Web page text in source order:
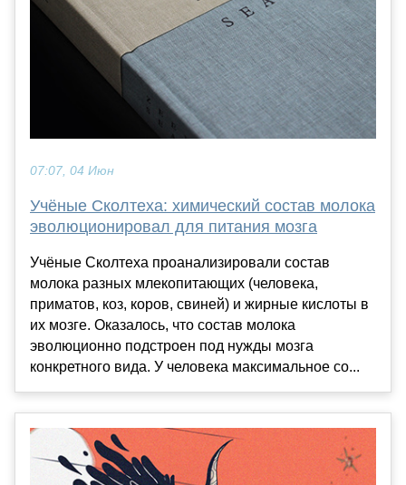
07:07, 04 Июн
Учёные Сколтеха: химический состав молока
эволюционировал для питания мозга
Учёные Сколтеха проанализировали состав
молока разных млекопитающих (человека,
приматов, коз, коров, свиней) и жирные кислоты в
их мозге. Оказалось, что состав молока
эволюционно подстроен под нужды мозга
конкретного вида. У человека максимальное со...